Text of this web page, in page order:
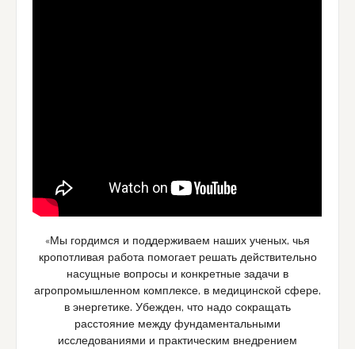
«Мы гордимся и поддерживаем наших ученых, чья
кропотливая работа помогает решать действительно
насущные вопросы и конкретные задачи в
агропромышленном комплексе, в медицинской сфере,
в энергетике. Убежден, что надо сокращать
расстояние между фундаментальными
исследованиями и практическим внедрением